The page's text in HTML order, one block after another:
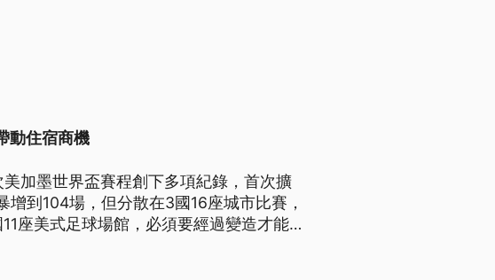
動住宿商機
加墨世界盃賽程創下多項紀錄，首次擴
到104場，但分散在3國16座城市比賽，
座美式足球場館，必須要經過變造才能成